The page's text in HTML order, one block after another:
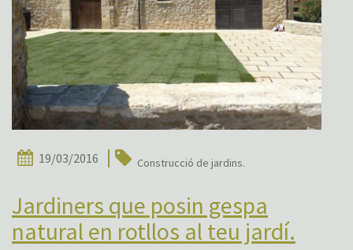
19/03/2016 Construcció de jardins.
Jardiners que posin gespa
natural en rotllos al teu jardí.